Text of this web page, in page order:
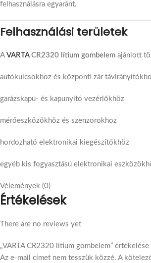
felhasználásra egyaránt.
Felhasználási területek
A VARTACR2320 lítium gombelem ajánlott
autókulcsokhoz és központi zár
garázskapu- és kapunyitó vezérlőkhöz
mérőeszközökhöz és szenzorokhoz
hordozható elektronikai kiegészítőkhöz
egyéb kis fogyasztású elektronikai
Vélemények (0)
Értékelések
There are no reviews yet
„VARTA CR2320 lítium gombelem”
Az e-mail címet nem tesszük közzé. A